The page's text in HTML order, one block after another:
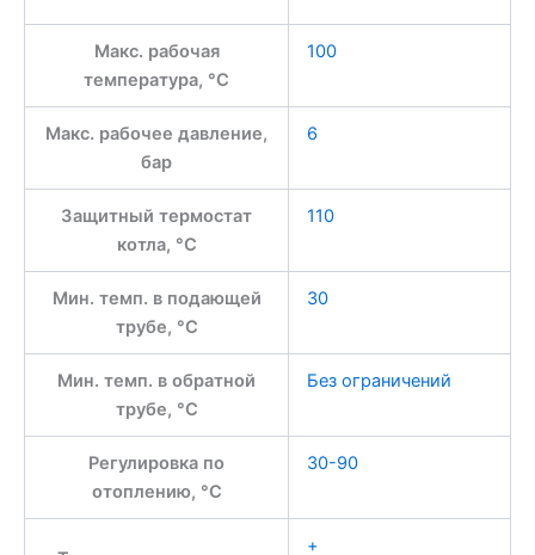
Макс. рабочая
температура, °С
100
Макс. рабочее давление,
бар
6
Защитный термостат
котла, °С
110
Мин. темп. в подающей
трубе, °C
30
Мин. темп. в обратной
трубе, °С
Без ограничений
Регулировка по
отоплению, °С
30-90
+